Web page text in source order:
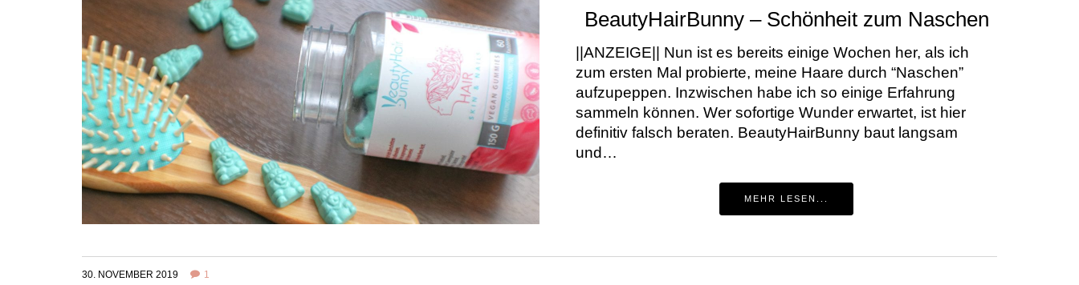
BeautyHairBunny – Schönheit zum Naschen
||ANZEIGE|| Nun ist es bereits einige Wochen her, als ich
zum ersten Mal probierte, meine Haare durch “Naschen”
aufzupeppen. Inzwischen habe ich so einige Erfahrung
sammeln können. Wer sofortige Wunder erwartet, ist hier
definitiv falsch beraten. BeautyHairBunny baut langsam
und…
MEHR LESEN...
30. NOVEMBER 2019 1